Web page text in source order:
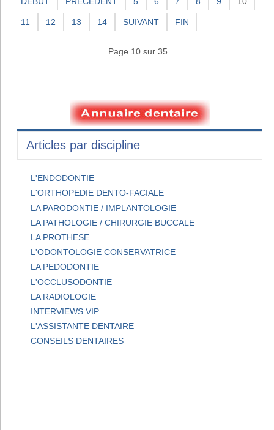
11 12 13 14 SUIVANT FIN
Page 10 sur 35
Articles par discipline
L'ENDODONTIE
L'ORTHOPEDIE DENTO-FACIALE
LA PARODONTIE / IMPLANTOLOGIE
LA PATHOLOGIE / CHIRURGIE BUCCALE
LA PROTHESE
L'ODONTOLOGIE CONSERVATRICE
LA PEDODONTIE
L'OCCLUSODONTIE
LA RADIOLOGIE
INTERVIEWS VIP
L'ASSISTANTE DENTAIRE
CONSEILS DENTAIRES